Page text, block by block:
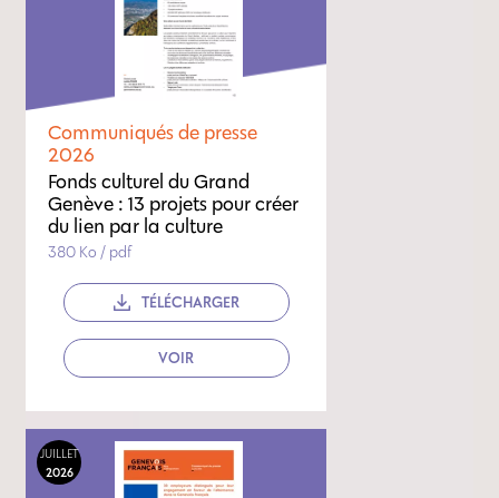
Communiqués de presse
2026
Fonds culturel du Grand
Genève : 13 projets pour créer
du lien par la culture
380 Ko / pdf
TÉLÉCHARGER
VOIR
JUILLET
2026